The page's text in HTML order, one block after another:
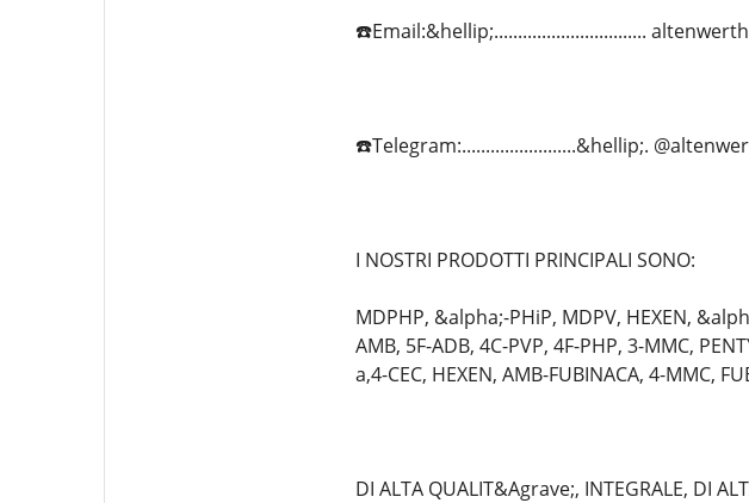
☎️Email:&hellip;................................
☎️Telegram:........................&hellip;.
I NOSTRI PRODOTTI PRINCIPALI SONO:
MDPHP, &alpha;-PHiP, MDPV, HEXEN,
AMB, 5F-ADB, 4C-PVP, 4F-PHP, 3-MMC,
a,4-CEC, HEXEN, AMB-FUBINACA, 4-MMC,
DI ALTA QUALIT&Agrave;, INTEGRALE, DI